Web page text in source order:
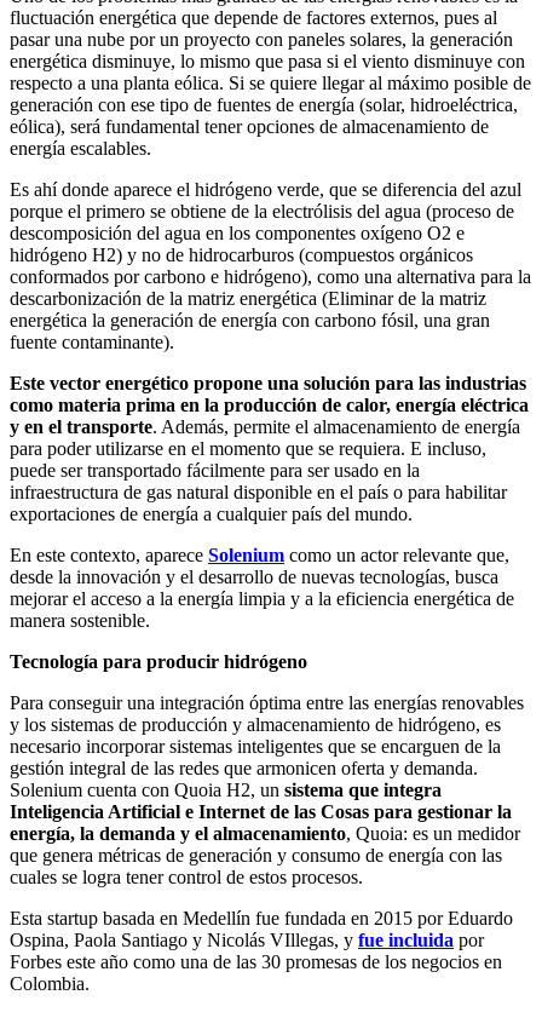
fluctuación energética que depende de factores externos, pues al
pasar una nube por un proyecto con paneles solares, la generación
energética disminuye, lo mismo que pasa si el viento disminuye con
respecto a una planta eólica. Si se quiere llegar al máximo posible de
generación con ese tipo de fuentes de energía (solar, hidroeléctrica,
eólica), será fundamental tener opciones de almacenamiento de
energía escalables.
Es ahí donde aparece el hidrógeno verde, que se diferencia del azul
porque el primero se obtiene de la electrólisis del agua (proceso de
descomposición del agua en los componentes oxígeno O2 e
hidrógeno H2) y no de hidrocarburos (compuestos orgánicos
conformados por carbono e hidrógeno), como una alternativa para la
descarbonización de la matriz energética (Eliminar de la matriz
energética la generación de energía con carbono fósil, una gran
fuente contaminante).
Este vector energético propone una solución para las industrias
como materia prima en la producción de calor, energía eléctrica
y en el transporte. Además, permite el almacenamiento de energía
para poder utilizarse en el momento que se requiera. E incluso,
puede ser transportado fácilmente para ser usado en la
infraestructura de gas natural disponible en el país o para habilitar
exportaciones de energía a cualquier país del mundo.
En este contexto, aparece Solenium como un actor relevante que,
desde la innovación y el desarrollo de nuevas tecnologías, busca
mejorar el acceso a la energía limpia y a la eficiencia energética de
manera sostenible.
Tecnología para producir hidrógeno
Para conseguir una integración óptima entre las energías renovables
y los sistemas de producción y almacenamiento de hidrógeno, es
necesario incorporar sistemas inteligentes que se encarguen de la
gestión integral de las redes que armonicen oferta y demanda.
Solenium cuenta con Quoia H2, un sistema que integra
Inteligencia Artificial e Internet de las Cosas para gestionar la
energía, la demanda y el almacenamiento, Quoia: es un medidor
que genera métricas de generación y consumo de energía con las
cuales se logra tener control de estos procesos.
Esta startup basada en Medellín fue fundada en 2015 por Eduardo
Ospina, Paola Santiago y Nicolás VIllegas, y fue incluida por
Forbes este año como una de las 30 promesas de los negocios en
Colombia.